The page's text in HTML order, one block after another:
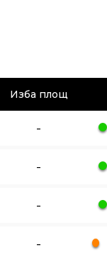
Изба площ
-
-
-
-